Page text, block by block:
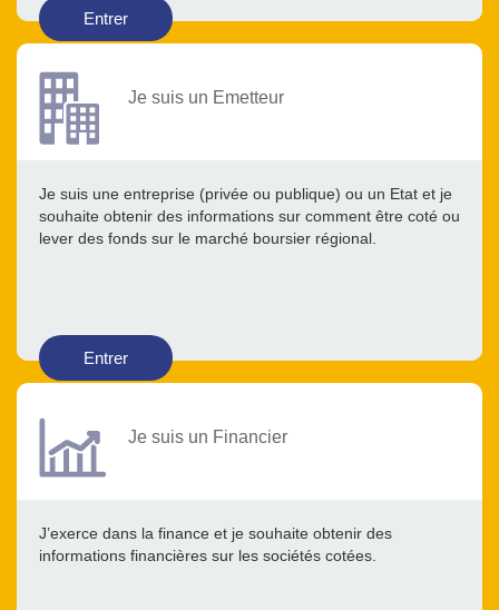
Entrer
Je suis un Emetteur
Je suis une entreprise (privée ou publique) ou un Etat et je
souhaite obtenir des informations sur comment être coté ou
lever des fonds sur le marché boursier régional.
Entrer
Je suis un Financier
J’exerce dans la finance et je souhaite obtenir des
informations financières sur les sociétés cotées.